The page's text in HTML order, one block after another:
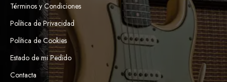
Términos y Condiciones
Política de Privacidad
Política de Cookies
Estado de mi Pedido
Contacta